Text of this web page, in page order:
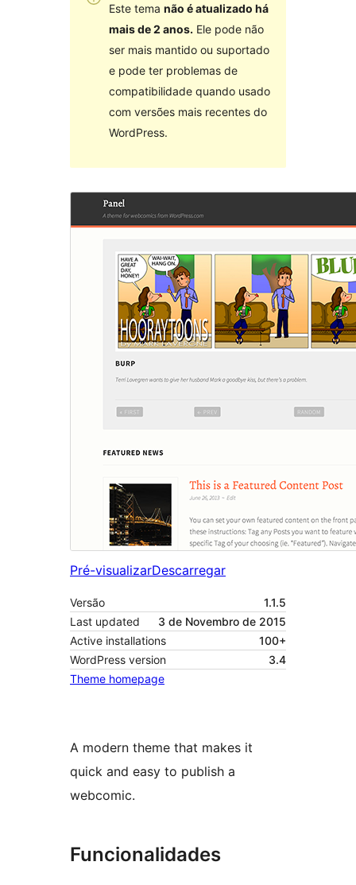
Este tema não é atualizado há
mais de 2 anos. Ele pode não
ser mais mantido ou suportado
e pode ter problemas de
compatibilidade quando usado
com versões mais recentes do
WordPress.
Pré-visualizarDescarregar
Versão
1.1.5
Last updated
3 de Novembro de 2015
Active installations
100+
WordPress version
3.4
Theme homepage
A modern theme that makes it
quick and easy to publish a
webcomic.
Funcionalidades